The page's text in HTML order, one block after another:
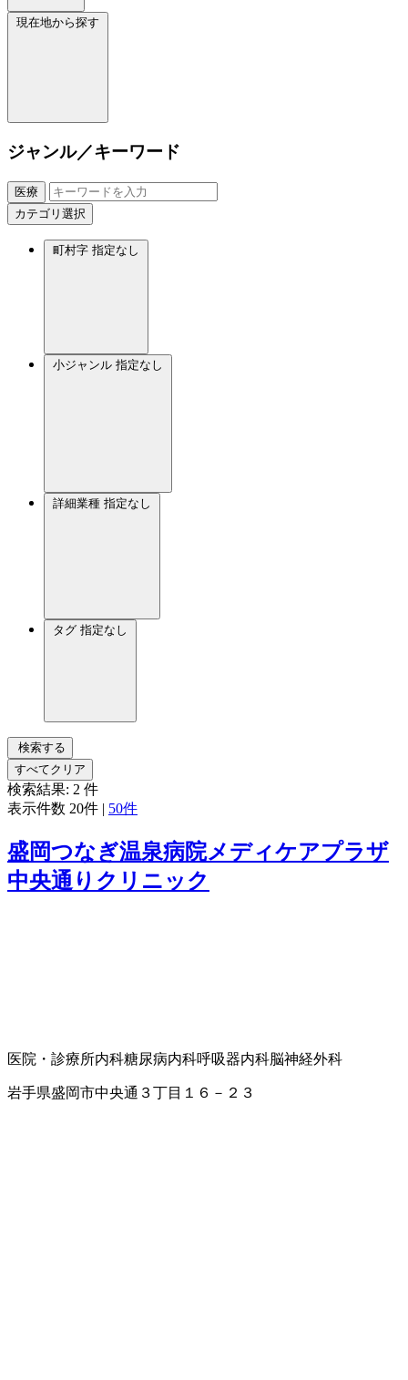
現在地から探す
ジャンル／キーワード
医療
カテゴリ選択
町村字 指定なし
小ジャンル 指定なし
詳細業種 指定なし
タグ 指定なし
検索する
すべてクリア
検索結果: 2 件
表示件数 20件 | 50件
盛岡つなぎ温泉病院メディケアプラザ
中央通りクリニック
医院・診療所内科糖尿病内科呼吸器内科脳神経外科
岩手県盛岡市中央通３丁目１６－２３